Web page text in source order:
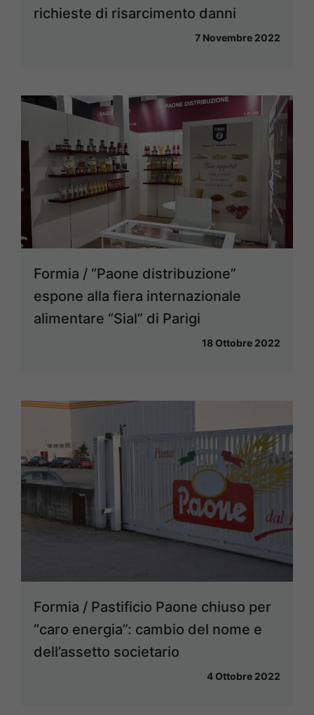
richieste di risarcimento danni
7 Novembre 2022
Formia / “Paone distribuzione”
espone alla fiera internazionale
alimentare “Sial” di Parigi
18 Ottobre 2022
Formia / Pastificio Paone chiuso per
“caro energia”: cambio del nome e
dell’assetto societario
4 Ottobre 2022